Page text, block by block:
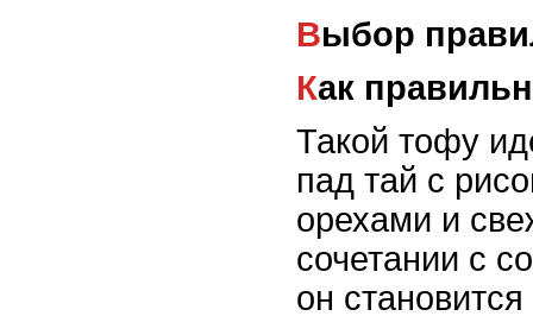
Выбор
Как
Такой тофу
пад тай с
орехами и
сочетании с
он